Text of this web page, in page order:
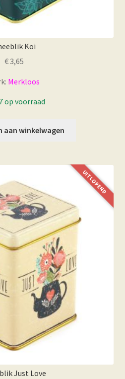
Koi
€3,65
Merkloos
op voorraad
aan winkelwagen
UITLOPEND
Just Love